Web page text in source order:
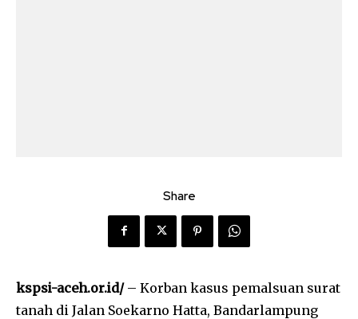
Share
kspsi-aceh.or.id/– Korban kasus pemalsuan surat
tanah di Jalan Soekarno Hatta, Bandarlampung